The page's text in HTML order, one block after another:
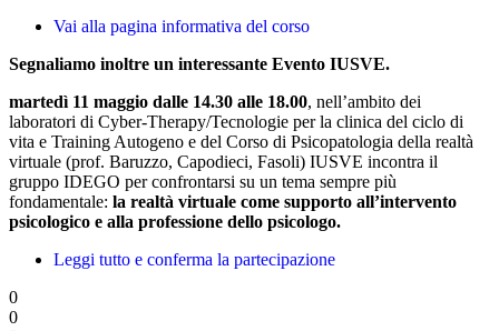
Vai alla pagina informativa del corso
Segnaliamo inoltre un interessante Evento IUSVE.
martedì 11 maggio dalle 14.30 alle 18.00, nell’ambito dei
laboratori di Cyber-Therapy/Tecnologie per la clinica del ciclo di
vita e Training Autogeno e del Corso di Psicopatologia della realtà
virtuale (prof. Baruzzo, Capodieci, Fasoli) IUSVE incontra il
gruppo IDEGO per confrontarsi su un tema sempre più
fondamentale: la realtà virtuale come supporto all’intervento
psicologico e alla professione dello psicologo.
Leggi tutto e conferma la partecipazione
0
0